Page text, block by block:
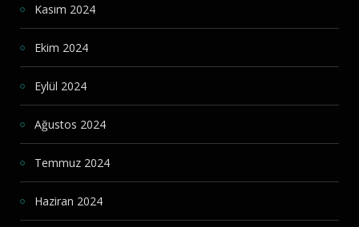
Kasım 2024
Ekim 2024
Eylül 2024
Ağustos 2024
Temmuz 2024
Haziran 2024